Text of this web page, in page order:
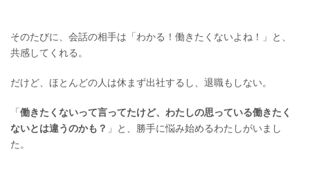
そのたびに、会話の相手は「わかる！働きたくないよね！」と、
共感してくれる。
だけど、ほとんどの人は休まず出社するし、退職もしない。
「働きたくないって言ってたけど、わたしの思っている働きたく
ないとは違うのかも？ 」と、勝手に悩み始めるわたしがいまし
た。